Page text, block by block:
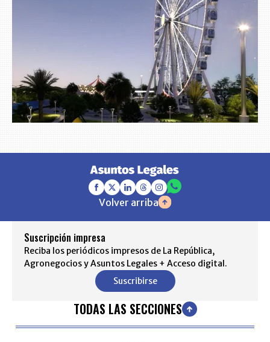
Volver arriba
Suscripción impresa
Reciba los periódicos impresos de La República,
Agronegocios y Asuntos Legales + Acceso digital.
Suscribirse
TODAS LAS SECCIONES